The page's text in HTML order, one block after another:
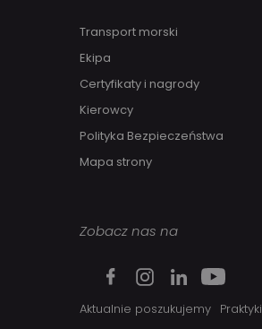
Transport morski
Ekipa
Certyfikaty i nagrody
Kierowcy
Polityka Bezpieczeństwa
Mapa strony
Zobacz nas na
Aktualnie poszukujemy Praktyki